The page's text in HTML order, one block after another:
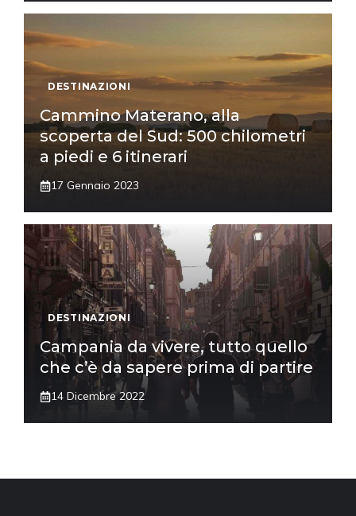
DESTINAZIONI
Cammino Materano, alla
scoperta del Sud: 500 chilometri
a piedi e 6 itinerari
17 Gennaio 2023
DESTINAZIONI
Campania da vivere, tutto quello
che c’è da sapere prima di partire
14 Dicembre 2022